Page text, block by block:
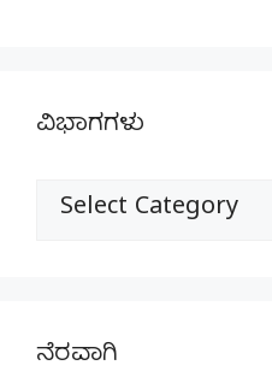
ವಿಭಾಗಗಳು
ವಿಭಾಗಗಳು
ನೆರವಾಗಿ